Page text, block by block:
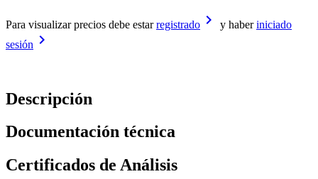
Para visualizar precios debe estarregistrado keyboard_arrow_right y haberiniciado
sesión keyboard_arrow_right
Descripción
Documentación técnica
Certificados de Análisis